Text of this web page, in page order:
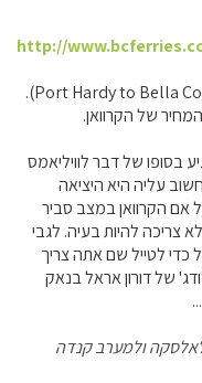
http://
הנתונים שאתה צריך נמצאים בעמ' 32 (Port Hardy to Bella Coola).
של הקרוואן.
בסופו של דבר לוויליאמס
לחשוב עליה היא היציאה
אם הקרוואן במצב סביר
צריכה להיות בעיה. לגבי
לטייל שם אתה צריך
של דורון אראל בנאק
לאלסקה ולמערב קנדה